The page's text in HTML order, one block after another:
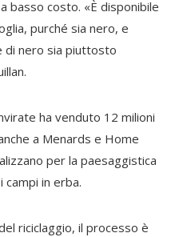
basso costo. «È disponibile
purché sia ​​nero, e
di nero sia piuttosto
ha venduto 12 milioni
a Menards e Home
per la paesaggistica
in erba.
riciclaggio, il processo è